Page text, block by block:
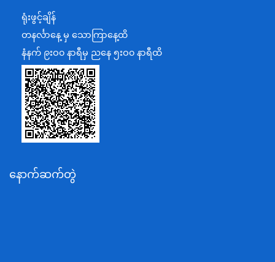
ရင်းနှီးမြှုပ်နှံမှုနှင့် နိုင်ငံခြားစီးပွားဆက်သွယ်ရေးဝန်ကြီးဌာန
အပြည်ပြည်ဆိုင်ရာပူးပေါင်းဆောင်ရွက်ရေးဝန်ကြီးဌာန
ပြန်ကြားရေးဝန်ကြီးဌာန
သာသနာရေးနှင့် ယဉ်ကျေးမှုဝန်ကြီးဌာန
စိုက်ပျိုးရေး၊မွေးမြူရေးနှင့်ဆည်မြောင်းဝန်ကြီးဌာန
ပို့ဆောင်ရေးနှင့်ဆက်သွယ်ရေးဝန်ကြီးဌာန
သယံဇာတနှင့်ပတ်ဝန်းကျင်ထိန်းသိမ်းရေးဝန်ကြီးဌာန
အလုပ်သမား၊လူဝင်မှုကြီးကြပ်ရေးနှင့်ပြည်သူ့အင်အား
ရုံးဖွင့်ချိန်
တနင်္လာနေ့ မှ သောကြာနေ့ထိ
နံနက် ၉းဝ၀ နာရီမှ ညနေ ၅းဝ၀ နာရီထိ
နောက်ဆက်တွဲ